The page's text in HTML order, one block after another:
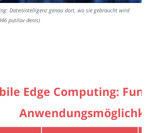
Datenintelligenz genau dort, wo sie gebraucht wird
putilov denis)
Edge Computing: